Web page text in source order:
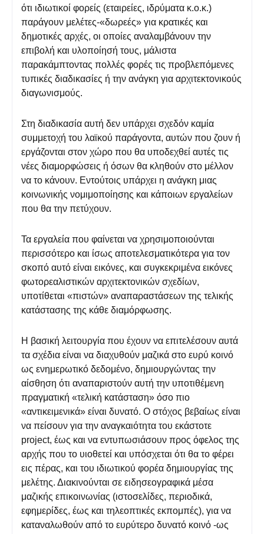
ότι ιδιωτικοί φορείς (εταιρείες, ιδρύματα κ.ο.κ.)
παράγουν μελέτες-«δωρεές» για κρατικές και
δημοτικές αρχές, οι οποίες αναλαμβάνουν την
επιβολή και υλοποίησή τους, μάλιστα
παρακάμπτοντας πολλές φορές τις προβλεπόμενες
τυπικές διαδικασίες ή την ανάγκη για αρχιτεκτονικούς
διαγωνισμούς.
Στη διαδικασία αυτή δεν υπάρχει σχεδόν καμία
συμμετοχή του λαϊκού παράγοντα, αυτών που ζουν ή
εργάζονται στον χώρο που θα υποδεχθεί αυτές τις
νέες διαμορφώσεις ή όσων θα κληθούν στο μέλλον
να το κάνουν. Εντούτοις υπάρχει η ανάγκη μιας
κοινωνικής νομιμοποίησης και κάποιων εργαλείων
που θα την πετύχουν.
Τα εργαλεία που φαίνεται να χρησιμοποιούνται
περισσότερο και ίσως αποτελεσματικότερα για τον
σκοπό αυτό είναι εικόνες, και συγκεκριμένα εικόνες
φωτορεαλιστικών αρχιτεκτονικών σχεδίων,
υποτίθεται «πιστών» αναπαραστάσεων της τελικής
κατάστασης της κάθε διαμόρφωσης.
Η βασική λειτουργία που έχουν να επιτελέσουν αυτά
τα σχέδια είναι να διαχυθούν μαζικά στο ευρύ κοινό
ως ενημερωτικό δεδομένο, δημιουργώντας την
αίσθηση ότι αναπαριστούν αυτή την υποτιθέμενη
πραγματική «τελική κατάσταση» όσο πιο
«αντικειμενικά» είναι δυνατό. Ο στόχος βεβαίως είναι
να πείσουν για την αναγκαιότητα του εκάστοτε
project, έως και να εντυπωσιάσουν προς όφελος της
αρχής που το υιοθετεί και υπόσχεται ότι θα το φέρει
εις πέρας, και του ιδιωτικού φορέα δημιουργίας της
μελέτης. Διακινούνται σε ειδησεογραφικά μέσα
μαζικής επικοινωνίας (ιστοσελίδες, περιοδικά,
εφημερίδες, έως και τηλεοπτικές εκπομπές), για να
καταναλωθούν από το ευρύτερο δυνατό κοινό -ως